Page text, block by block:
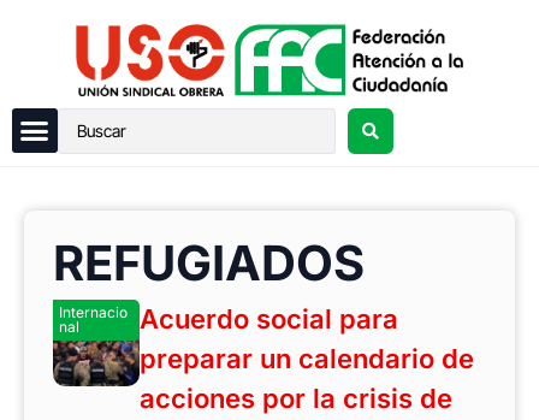
REFUGIADOS
Internacio
nal
Acuerdo social para
preparar un calendario de
acciones por la crisis de